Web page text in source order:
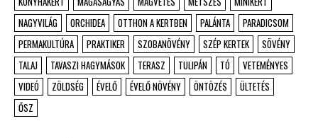
NAGYVILÁG
ORCHIDEA OTTHON A KERTBEN PALÁNTA
PARADICSOM
PERMAKULTÚRA
PRAKTIKER SZOBANÖVÉNY SZÉP KERTEK
SÖVÉNY
TALAJ
TAVASZI HAGYMÁSOK TERASZ TULIPÁN TÓ
VETEMÉNYES
VIDEÓ
ZÖLDSÉG ÉVELŐ ÉVELŐ NÖVÉNY ÖNTÖZÉS
ÜLTETÉS
ŐSZ